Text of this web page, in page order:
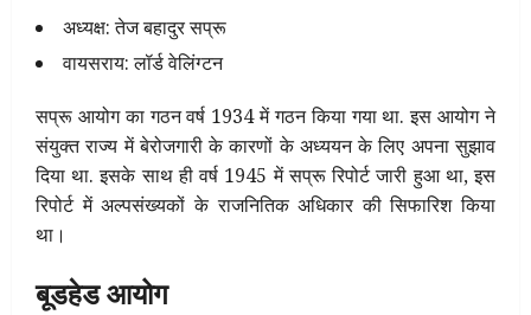
अध्यक्ष: तेज बहादुर सप्रू
वायसराय: लॉर्ड वेलिंग्टन
सप्रू आयोग का गठन वर्ष 1934 में गठन किया गया था. इस आयोग ने
संयुक्त राज्य में बेरोजगारी के कारणों के अध्ययन के लिए अपना सुझाव
दिया था. इसके साथ ही वर्ष 1945 में सप्रू रिपोर्ट जारी हुआ था, इस
रिपोर्ट में अल्पसंख्यकों के राजनितिक अधिकार की सिफारिश किया
था।
बूडहेड आयोग